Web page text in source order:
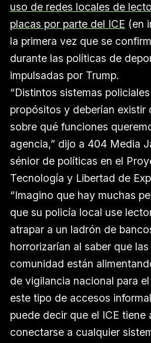
uso de redes locales de
placas por parte del ICE (en
la primera vez que se
durante las políticas de
impulsadas por Trump.
“Distintos sistemas
propósitos y deberían existir
sobre qué funciones
agencia,” dijo a 404 Media
sénior de políticas en el
Tecnología y Libertad de
“Imagino que hay muchas
que su policía local use
atrapar a un ladrón de
horrorizarían al saber que
comunidad están
de vigilancia nacional para
este tipo de accesos
puede decir que el ICE tiene
conectarse a cualquier